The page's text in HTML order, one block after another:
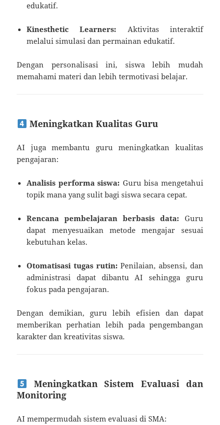
edukatif.
Kinesthetic Learners: Aktivitas interaktif
melalui simulasi dan permainan edukatif.
Dengan personalisasi ini, siswa lebih mudah
memahami materi dan lebih termotivasi belajar.
Meningkatkan Kualitas Guru
AI juga membantu guru meningkatkan kualitas
pengajaran:
Analisis performa siswa: Guru bisa mengetahui
topik mana yang sulit bagi siswa secara cepat.
Rencana pembelajaran berbasis data: Guru
dapat menyesuaikan metode mengajar sesuai
kebutuhan kelas.
Otomatisasi tugas rutin: Penilaian, absensi, dan
administrasi dapat dibantu AI sehingga guru
fokus pada pengajaran.
Dengan demikian, guru lebih efisien dan dapat
memberikan perhatian lebih pada pengembangan
karakter dan kreativitas siswa.
Meningkatkan Sistem Evaluasi dan
Monitoring
AI mempermudah sistem evaluasi di SMA: